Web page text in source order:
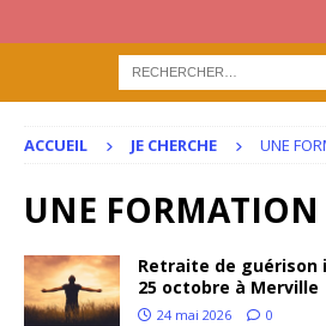
ACCUEIL JE CHERCHE UNE
UNE FORMATION
Retraite de guérison
25 octobre à Merville
24 mai 2026 0